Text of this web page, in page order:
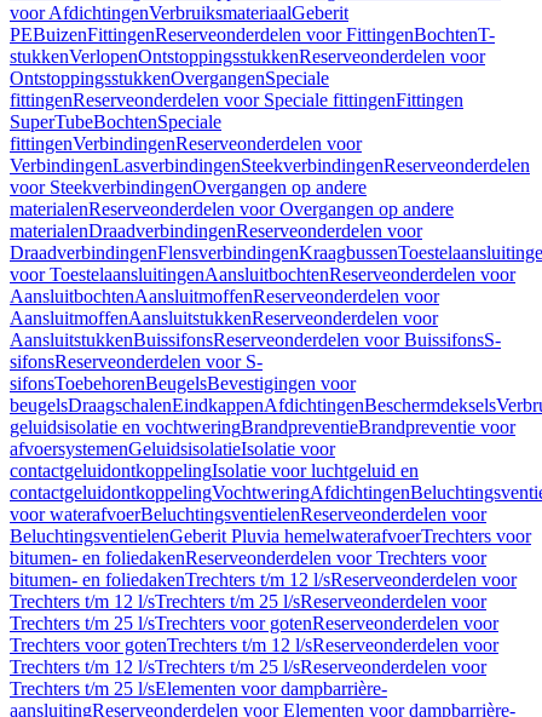
voor AfdichtingenVerbruiksmateriaalGeberit
PEBuizenFittingenReserveonderdelen voor FittingenBochtenT-
stukkenVerlopenOntstoppingsstukkenReserveonderdelen voor
OntstoppingsstukkenOvergangenSpeciale
fittingenReserveonderdelen voor Speciale fittingenFittingen
SuperTubeBochtenSpeciale
fittingenVerbindingenReserveonderdelen voor
VerbindingenLasverbindingenSteekverbindingenReserveonderdelen
voor SteekverbindingenOvergangen op andere
materialenReserveonderdelen voor Overgangen op andere
materialenDraadverbindingenReserveonderdelen voor
DraadverbindingenFlensverbindingenKraagbussen
voor ToestelaansluitingenAansluitbochtenReserveonderdelen voor
AansluitbochtenAansluitmoffenReserveonderdelen voor
AansluitmoffenAansluitstukkenReserveonderdelen voor
AansluitstukkenBuissifonsReserveonderdelen voor BuissifonsS-
sifonsReserveonderdelen voor S-
sifonsToebehorenBeugelsBevestigingen voor
beugelsDraagschalenEindkappenAfdichtingenBeschermdeksels
geluidsisolatie en vochtweringBrandpreventieBrandpreventie voor
afvoersystemenGeluidsisolatieIsolatie voor
contactgeluidontkoppelingIsolatie voor luchtgeluid en
contactgeluidontkoppelingVochtweringAfdichtingen
voor waterafvoerBeluchtingsventielenReserveonderdelen voor
BeluchtingsventielenGeberit Pluvia hemelwaterafvoerTrechters voor
bitumen- en foliedakenReserveonderdelen voor Trechters voor
bitumen- en foliedakenTrechters t/m 12 l/sReserveonderdelen voor
Trechters t/m 12 l/sTrechters t/m 25 l/sReserveonderdelen voor
Trechters t/m 25 l/sTrechters voor gotenReserveonderdelen voor
Trechters voor gotenTrechters t/m 12 l/sReserveonderdelen voor
Trechters t/m 12 l/sTrechters t/m 25 l/sReserveonderdelen voor
Trechters t/m 25 l/sElementen voor dampbarrière-
aansluitingReserveonderdelen voor Elementen voor dampbarrière-